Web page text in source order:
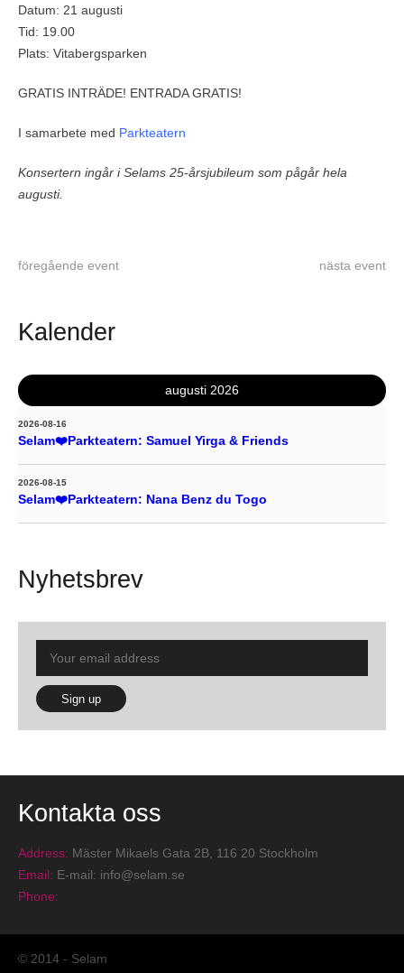
Datum: 21 augusti
Tid: 19.00
Plats: Vitabergsparken
GRATIS INTRÄDE! ENTRADA GRATIS!
I samarbete med Parkteatern
Konsertern ingår i Selams 25-årsjubileum som pågår hela
augusti.
föregående event nästa event
Kalender
augusti 2026
2026-08-16
Selam❤️Parkteatern: Samuel Yirga & Friends
2026-08-15
Selam❤️Parkteatern: Nana Benz du Togo
Nyhetsbrev
Kontakta oss
Address: Mäster Mikaels Gata 2B, 116 20 Stockholm
Email: E-mail: info@selam.se
Phone:
© 2014 - Selam